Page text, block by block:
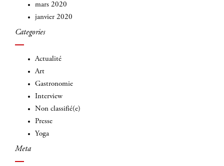
mars 2020
janvier 2020
Categories
Actualité
Art
Gastronomie
Interview
Non classifié(e)
Presse
Yoga
Meta